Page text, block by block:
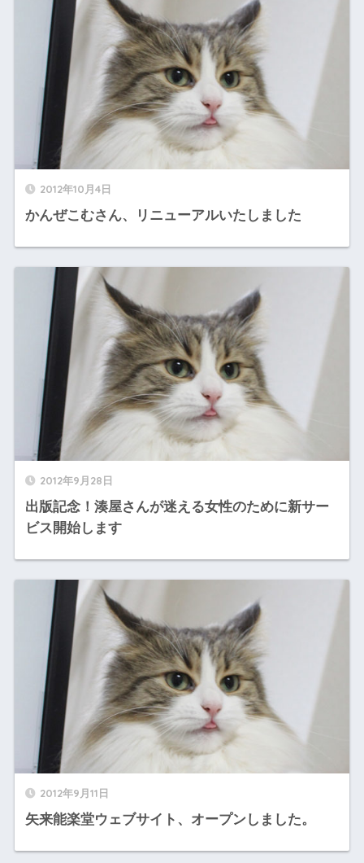
2012年10月4日
かんぜこむさん、リニューアルいたしました
2012年9月28日
出版記念！湊屋さんが迷える女性のために新サー
ビス開始します
2012年9月11日
矢来能楽堂ウェブサイト、オープンしました。